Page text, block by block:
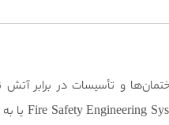
و تأسیسات در برابر